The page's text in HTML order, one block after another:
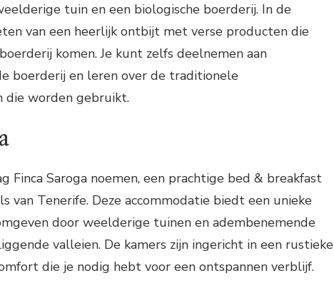
tuin en een biologische boerderij. In de
van een heerlijk ontbijt met verse producten die
komen. Je kunt zelfs deelnemen aan
boerderij en leren over de traditionele
die worden gebruikt.
Finca Saroga noemen, een prachtige bed & breakfast
van Tenerife. Deze accommodatie biedt een unieke
door weelderige tuinen en adembenemende
valleien. De kamers zijn ingericht in een rustieke
die je nodig hebt voor een ontspannen verblijf.